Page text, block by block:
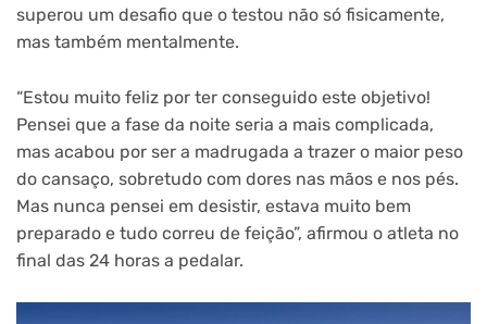
superou um desafio que o testou não só fisicamente,
mas também mentalmente.
“Estou muito feliz por ter conseguido este objetivo!
Pensei que a fase da noite seria a mais complicada,
mas acabou por ser a madrugada a trazer o maior peso
do cansaço, sobretudo com dores nas mãos e nos pés.
Mas nunca pensei em desistir, estava muito bem
preparado e tudo correu de feição”, afirmou o atleta no
final das 24 horas a pedalar.